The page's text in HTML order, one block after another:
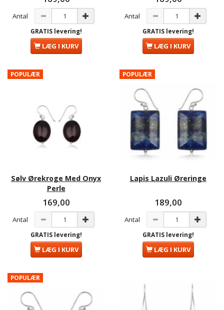
Antal
GRATIS levering!
LÆG I KURV
Antal
GRATIS levering!
LÆG I KURV
POPULÆR
Sølv Ørekroge Med Onyx
Perle
169,00
Antal
GRATIS levering!
LÆG I KURV
POPULÆR
Lapis Lazuli Øreringe
189,00
Antal
GRATIS levering!
LÆG I KURV
POPULÆR